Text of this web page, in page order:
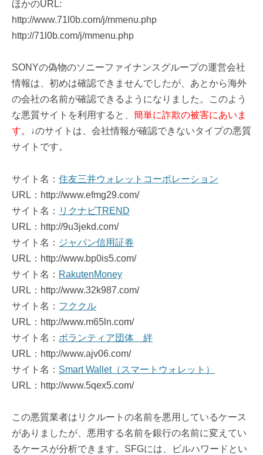
ほかのURL:
http://www.71l0b.com/j/mmenu.php
http://71l0b.com/j/mmenu.php
SONYの偽物のソニーファイナンスグループの運営会社
情報は、初めは確認できませんでしたが、あとから海外
の会社の名前が確認できるようになりました。このよう
な悪質サイトを利用すると、 簡単に詐欺の被害にあいま
す。↓のサイトは、会社情報が確認できないタイプの悪質
サイトです。
サイト名： 住友三井ウォレットコーポレーション
URL：http://www.efmg29.com/
サイト名： リクナビTREND
URL：http://9u3jekd.com/
サイト名： ジャパン信用証券
URL：http://www.bp0is5.com/
サイト名： RakutenMoney
URL：http://www.32k987.com/
サイト名： フククル
URL：http://www.m65ln.com/
サイト名： ボランティア団体 絆
URL：http://www.ajv06.com/
サイト名： Smart Wallet（スマートウォレット）
URL：http://www.5qex5.com/
この悪質業者はリクルートの名前を悪用しているケース
がありましたが、悪用する名前を銀行の名前に変えてい
るケースが分析できます。SFGには、ビルハワードとい